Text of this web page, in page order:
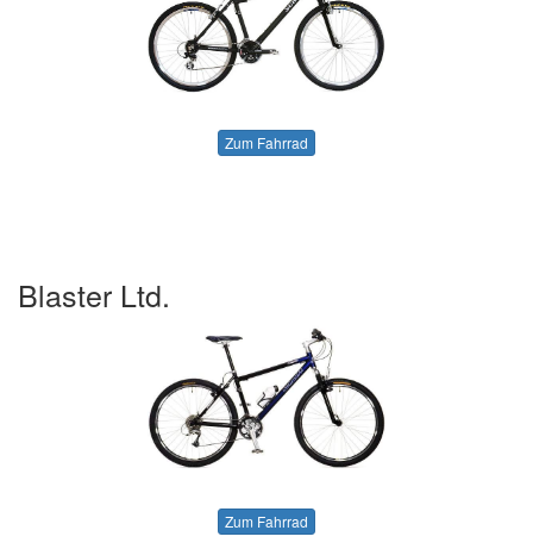
Zum Fahrrad
Blaster Ltd.
Zum Fahrrad